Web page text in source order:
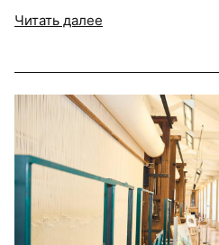
Читать далее